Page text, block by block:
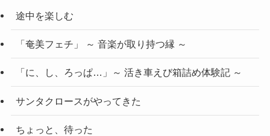
途中を楽しむ
「奄美フェチ」 ～ 音楽が取り持つ縁 ～
「に、し、ろっぱ…」～ 活き車えび箱詰め体験記 ～
サンタクロースがやってきた
ちょっと、待った